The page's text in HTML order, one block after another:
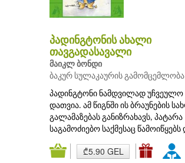
პადინგტონის ახალი
თავგადასავალი
მაიკლ ბონდი
ბაკურ სულაკაურის გამომცემლობა
პადინგტონი ნამდვილად უჩვეულო
დათვია. ამ წიგნში ის ბრაუნების
გალამაზებას განიზრახავს, პატარა
საგამოძიებო საქმესაც წამოიწყებს
₾5.90 GEL